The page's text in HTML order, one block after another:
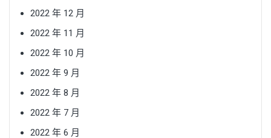
2022 年 12 月
2022 年 11 月
2022 年 10 月
2022 年 9 月
2022 年 8 月
2022 年 7 月
2022 年 6 月